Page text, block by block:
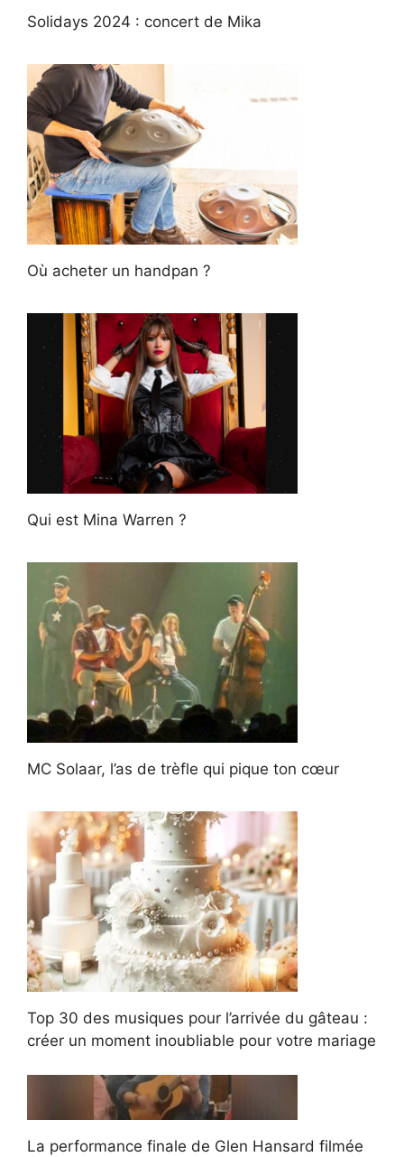
Solidays 2024 : concert de Mika
Où acheter un handpan ?
Qui est Mina Warren ?
MC Solaar, l’as de trèfle qui pique ton cœur
Top 30 des musiques pour l’arrivée du gâteau :
créer un moment inoubliable pour votre mariage
La performance finale de Glen Hansard filmée